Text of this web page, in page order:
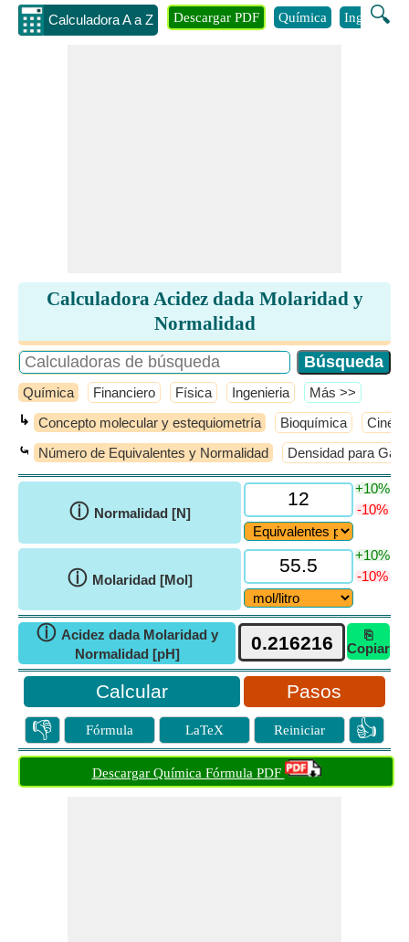
Calculadora A a Z 🔍
Descargar PDF Química Ingenieria
Calculadora Acidez dada Molaridad y
Normalidad
Química Financiero Física Ingenieria ​Más >>
↳ Concepto molecular y estequiometría Bioquímica
⤿ Número de Equivalentes y Normalidad Densidad para
ⓘ Normalidad [N]
+10%
-10%
ⓘ Molaridad [Mol]
+10%
-10%
ⓘ Acidez dada Molaridad y
Normalidad [pH]
⎘
Copiar
Pasos
👎 Fórmula LaTeX Reiniciar 👍
Descargar Química Fórmula PDF